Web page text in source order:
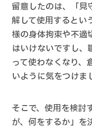
留意したのは、「見
解して使用するとい
様の身体拘束や不適
はいけないですし、
って使わなくなり、
いように気をつけま
そこで、使用を検討
が、何をするか」を